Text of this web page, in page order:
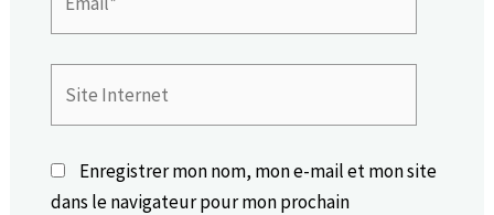
Internet
Enregistrer mon nom, mon e-mail et mon site
dans le navigateur pour mon prochain